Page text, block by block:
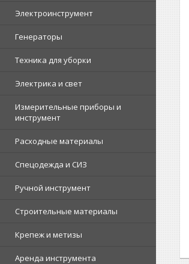
Электроинструмент
Генераторы
Техника для уборки
Электрика и свет
Измерительные приборы и
инструмент
Расходные материалы
Спецодежда и СИЗ
Ручной инструмент
Строительные материалы
Крепеж и метизы
Аренда инструмента